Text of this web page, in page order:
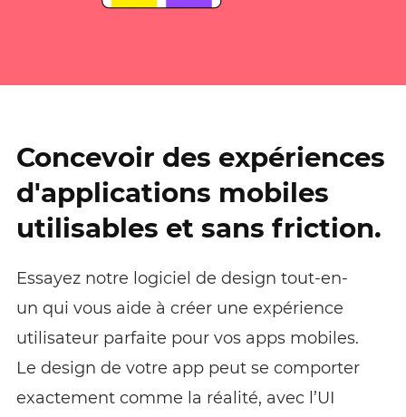
Concevoir des expériences
d'applications mobiles
utilisables et sans friction.
Essayez notre logiciel de design tout-en-
un qui vous aide à créer une expérience
utilisateur parfaite pour vos apps mobiles.
Le design de votre app peut se comporter
exactement comme la réalité, avec l’UI